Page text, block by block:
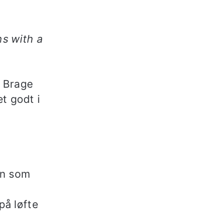
with a
godt i
som
løfte